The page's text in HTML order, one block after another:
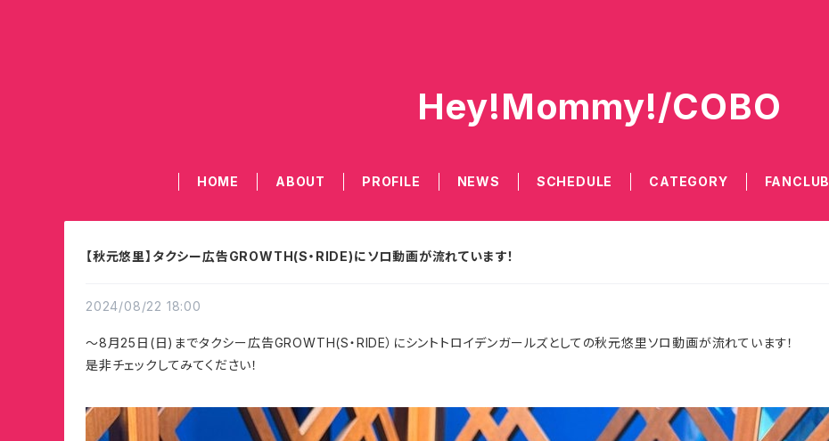
Hey!Mommy!/COBO
HOME ABOUT PROFILE NEWS SCHEDULE CATEGORY FANCLUB
【秋元悠里】タクシー広告GROWTH(S・RIDE)にソロ動画が流れています！
2024/08/22 18:00
〜8月25日(日)までタクシー広告GROWTH(S・RIDE）にシントトロイデンガールズとしての秋元悠里ソロ動画が流れています！
是非チェックしてみてください！